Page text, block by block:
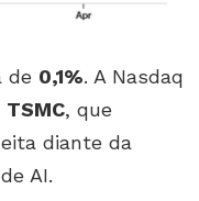
de 0,1%. A Nasdaq
TSMC, que
diante da
AI.